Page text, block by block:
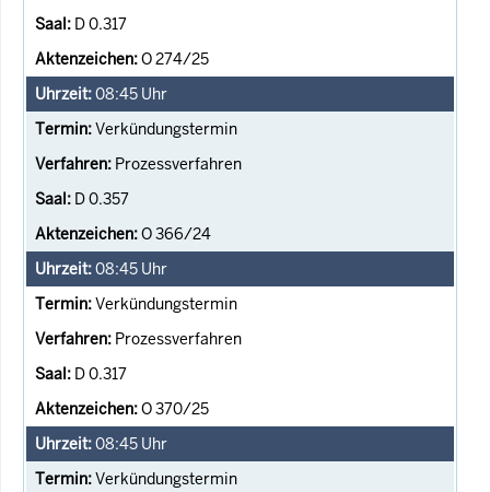
D 0.317
O 274/25
08:45 Uhr
Verkündungstermin
Prozessverfahren
D 0.357
O 366/24
08:45 Uhr
Verkündungstermin
Prozessverfahren
D 0.317
O 370/25
08:45 Uhr
Verkündungstermin